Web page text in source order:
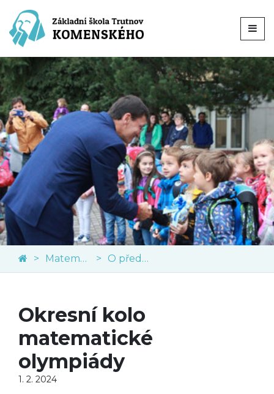
Matematika O předmětu
Okresní kolo
matematické
olympiády
1. 2. 2024